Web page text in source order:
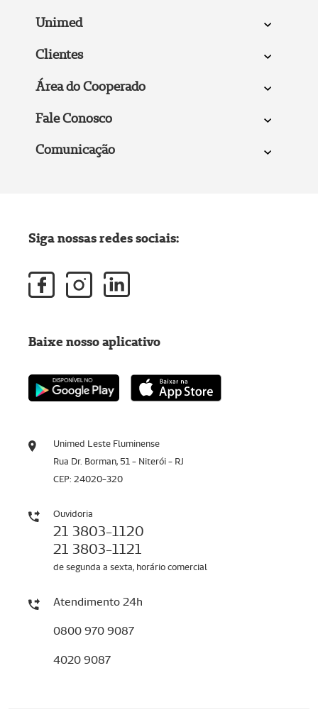
Unimed
Clientes
Área do Cooperado
Fale Conosco
Comunicação
Unimed Leste Fluminense
Rua Dr. Borman, 51 - Niterói - RJ
CEP: 24020-320
Ouvidoria
21 3803-1120
21 3803-1121
de segunda a sexta, horário comercial
Atendimento 24h
0800 970 9087
4020 9087
Siga nossas redes sociais:
Baixe nosso aplicativo